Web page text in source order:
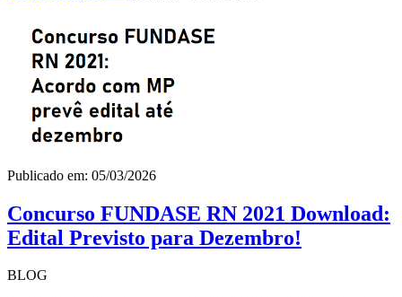
Publicado em: 05/03/2026
Concurso FUNDASE RN 2021 Download:
Edital Previsto para Dezembro!
BLOG